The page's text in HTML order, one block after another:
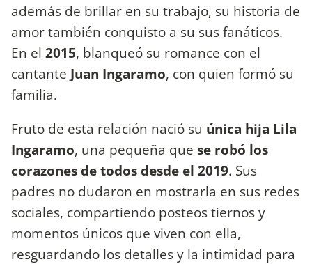
además de brillar en su trabajo, su historia de
amor también conquisto a su sus fanáticos.
En el 2015, blanqueó su romance con el
cantante Juan Ingaramo, con quien formó su
familia.
Fruto de esta relación nació su única hija Lila
Ingaramo, una pequeña que se robó los
corazones de todos desde el 2019. Sus
padres no dudaron en mostrarla en sus redes
sociales, compartiendo posteos tiernos y
momentos únicos que viven con ella,
resguardando los detalles y la intimidad para